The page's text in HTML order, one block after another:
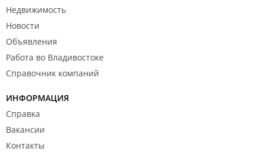
Недвижимость
Новости
Объявления
Работа во Владивостоке
Справочник компаний
ИНФОРМАЦИЯ
Справка
Вакансии
Контакты